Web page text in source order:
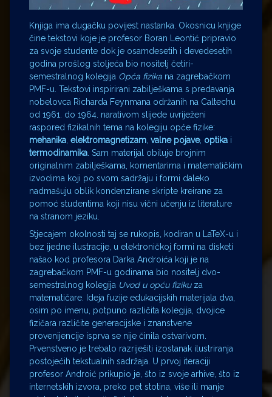
Knjiga ima dugačku povijest nastanka. Okosnicu knjige
čine tekstovi koje je profesor Boran Leontić pripravio
za svoje studente dok je osamdesetih i devedesetih
godina prošlog stoljeća bio nositelj četiri-
semestralnog kolegija Opća fizika na zagrebačkom
PMF-u. Tekstovi inspirirani zabilješkama s predavanja
nobelovca Richarda Feynmana održanih na Caltechu
od 1961. do 1964. narativom slijede uvriježeni
raspored fizikalnih tema na kolegiju opće fizike:
mehanika elektromagnetizam valne pojave, optika i
termodinamika . Sam materijal obiluje brojnim
originalnim zabilješkama, komentarima i matematičkim
izvodima koji po svom sadržaju i formi daleko
nadmašuju oblik kondenzirane skripte kreirane za
pomoć studentima koji nisu vični učenju iz literature
na stranom jeziku.
Stjecajem okolnosti taj se rukopis, kodiran u LaTeX-u i
bez ijedne ilustracije, u elektroničkoj formi na disketi
našao kod profesora Darka Androića koji je na
zagrebačkom PMF-u godinama bio nositelj dvo-
semestralnog kolegija Uvod u opću fizikuza
matematičare. Ideja fuzije edukacijskih materijala dva,
osim po imenu, potpuno različita kolegija, dvojice
fizičara različite generacijske i znanstvene
provenijencije isprva se nije činila ostvarivom.
Prvenstveno je trebalo razriješiti izostanak ilustriranja
postojećih tekstualnih sadržaja. U prvoj iteraciji
profesor Androić prikupio je, što iz svoje arhive, što iz
internetskih izvora, preko pet stotina, više ili manje